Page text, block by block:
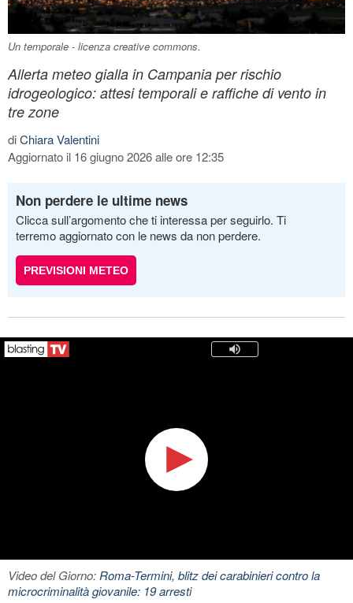
Un temporale - licenza creative commons.
Allerta meteo gialla in Campania per rischio
idrogeologico: attesi temporali e raffiche di vento in
tre zone
diChiara Valentini
Aggiornato il 16 giugno 2026 alle ore 12:35
Non perdere le ultime news
Clicca sull’argomento che ti interessa per seguirlo. Ti
terremo aggiornato con le news da non perdere.
PREVISIONI METEO
Video del Giorno:Roma-Termini, blitz dei carabinieri contro la
microcriminalità giovanile: 19 arresti